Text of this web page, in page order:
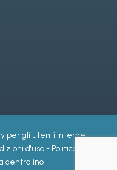
per gli utenti internet-
d'uso- Politica per
centralino